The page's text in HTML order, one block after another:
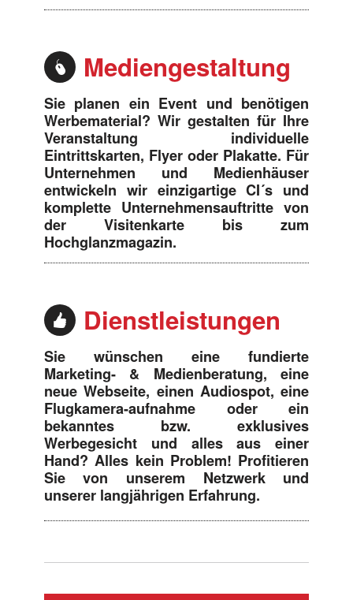
Mediengestaltung
Sie planen ein Event und benötigen
Werbematerial? Wir gestalten für Ihre
Veranstaltung individuelle
Eintrittskarten, Flyer oder Plakatte. Für
Unternehmen und Medienhäuser
entwickeln wir einzigartige CI´s und
komplette Unternehmensauftritte von
der Visitenkarte bis zum
Hochglanzmagazin.
Dienstleistungen
Sie wünschen eine fundierte
Marketing- & Medienberatung, eine
neue Webseite, einen Audiospot, eine
Flugkamera-aufnahme oder ein
bekanntes bzw. exklusives
Werbegesicht und alles aus einer
Hand? Alles kein Problem! Profitieren
Sie von unserem Netzwerk und
unserer langjährigen Erfahrung.